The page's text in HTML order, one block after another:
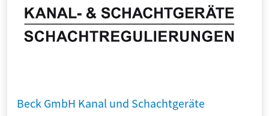
Beck GmbH Kanal und Schachtgeräte